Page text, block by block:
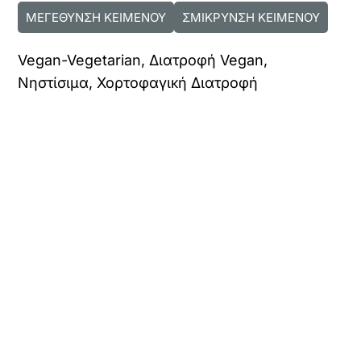
ΜΕΓΕΘΥΝΣΗ ΚΕΙΜΕΝΟΥ ΣΜΙΚΡΥΝΣΗ ΚΕΙΜΕΝΟΥ
Vegan-Vegetarian,Διατροφή Vegan,
Νηστίσιμα,Χορτοφαγική Διατροφή